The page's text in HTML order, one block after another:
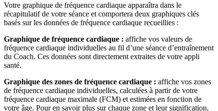
Votre graphique de fréquence cardiaque apparaîtra dans le
récapitulatif de votre séance et comportera deux graphiques clés
basés sur les données de fréquence cardiaque recueillies :
Graphique de fréquence cardiaque : affiche vos valeurs de
fréquence cardiaque individuelles au fil d’une séance d’entraînement
du Coach. Ces données sont directement extraites de votre appli
santé.
Graphique des zones de fréquence cardiaque : affiche vos zones
de fréquence cardiaque individuelles, calculées à partir de votre
fréquence cardiaque maximale (FCM) et estimées en fonction de
votre âge. Pour en savoir plus sur chaque zone et leur signification,